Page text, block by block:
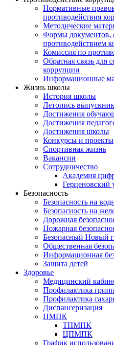
Нормативные
противодействия
Методические
Формы документов,
противодействием
Комиссия по
Обратная связь для
коррупции
Информационные
Жизнь школы
История школы
Летопись
Достижения
Достижения
Достижения школы
Конкурсы и проекты
Спортивная жизнь
Вакансии
Сотрудничество
Академия
Герценовский
Безопасность
Безопасность на
Безопасность на
Дорожная
Пожарная
Безопасный Новый
Общественная
Информационная
Защита детей
Здоровье
Медицинский
Профилактика
Профилактика
Диспансеризация
ПМПК
ТПМПК
ЦПМПК
График